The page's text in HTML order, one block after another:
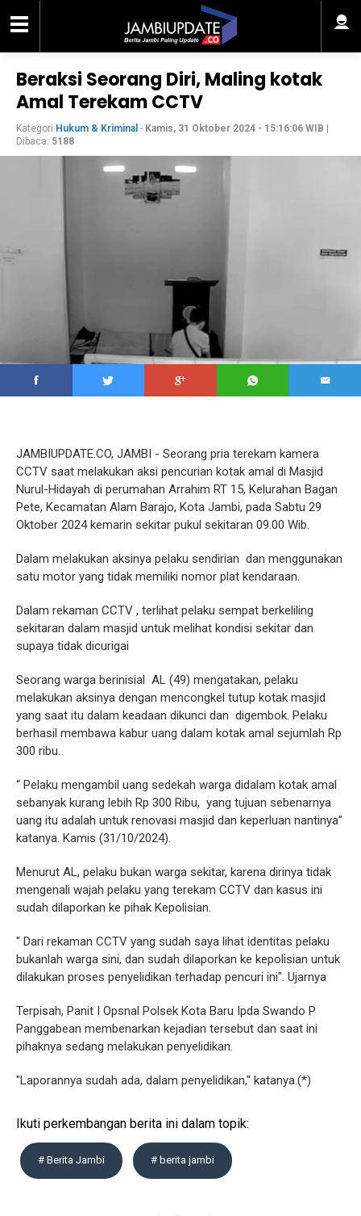
Beraksi Seorang Diri, Maling kotak
Amal Terekam CCTV
Kategori Hukum & Kriminal - Kamis, 31 Oktober 2024 - 15:16:06 WIB
Dibaca: 5188
JAMBIUPDATE.CO, JAMBI - Seorang pria terekam kamera
CCTV saat melakukan aksi pencurian kotak amal di Masjid
Nurul-Hidayah di perumahan Arrahim RT 15, Kelurahan Bagan
Pete, Kecamatan Alam Barajo, Kota Jambi, pada Sabtu 29
Oktober 2024 kemarin sekitar pukul sekitaran 09.00 Wib.
Dalam melakukan aksinya pelaku sendirian dan menggunakan
satu motor yang tidak memiliki nomor plat kendaraan.
Dalam rekaman CCTV , terlihat pelaku sempat berkeliling
sekitaran dalam masjid untuk melihat kondisi sekitar dan
supaya tidak dicurigai
Seorang warga berinisial AL (49) mengatakan, pelaku
melakukan aksinya dengan mencongkel tutup kotak masjid
yang saat itu dalam keadaan dikunci dan digembok. Pelaku
berhasil membawa kabur uang dalam kotak amal sejumlah Rp
300 ribu.
“ Pelaku mengambil uang sedekah warga didalam kotak amal
sebanyak kurang lebih Rp 300 Ribu, yang tujuan sebenarnya
uang itu adalah untuk renovasi masjid dan keperluan nantinya”
katanya. Kamis (31/10/2024).
Menurut AL, pelaku bukan warga sekitar, karena dirinya tidak
mengenali wajah pelaku yang terekam CCTV dan kasus ini
sudah dilaporkan ke pihak Kepolisian.
" Dari rekaman CCTV yang sudah saya lihat identitas pelaku
bukanlah warga sini, dan sudah dilaporkan ke kepolisian untuk
dilakukan proses penyelidikan terhadap pencuri ini". Ujarnya
Terpisah, Panit I Opsnal Polsek Kota Baru Ipda Swando P
Panggabean membenarkan kejadian tersebut dan saat ini
pihaknya sedang melakukan penyelidikan.
"Laporannya sudah ada, dalam penyelidikan," katanya.(*)
Ikuti perkembangan berita ini dalam topik:
# Berita Jambi # berita jambi